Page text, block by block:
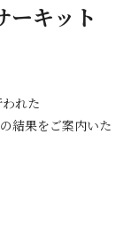
ーキット
れた
結果をご案内いた